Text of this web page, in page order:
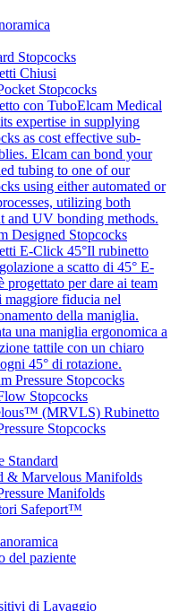
Stopcocks
Chiusi
Stopcocks
con TuboElcam Medical
expertise in supplying
as cost effective sub-
Elcam can bond your
tubing to one of our
using either automated or
utilizing both
and UV bonding methods.
Designed Stopcocks
E-Click 45°Il rubinetto
a scatto di 45° E-
progettato per dare ai team
maggiore fiducia nel
della maniglia.
una maniglia ergonomica a
tattile con un chiaro
45° di rotazione.
Pressure Stopcocks
Stopcocks
(MRVLS) Rubinetto
Stopcocks
Standard
& Marvelous Manifolds
Manifolds
Safeport™
del paziente
di Lavaggio